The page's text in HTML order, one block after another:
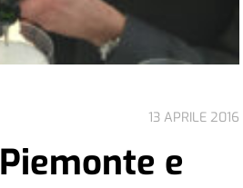
13 APRILE 2016
e